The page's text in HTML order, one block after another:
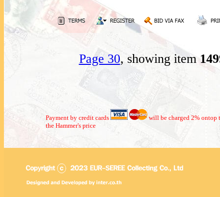
Page 30, showing item
Payment by credit cards
will be charged 2% ontop
the Hammer's price